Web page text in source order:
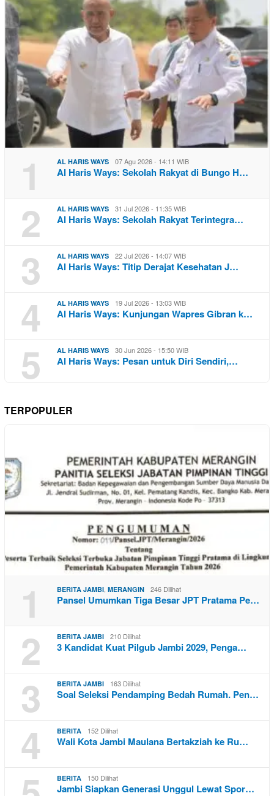
1 AL HARIS WAYS 07 Agu 2026 - 14:11 WIB
Al Haris Ways: Sekolah Rakyat di Bungo H…
2 AL HARIS WAYS 31 Jul 2026 - 11:35 WIB
Al Haris Ways: Sekolah Rakyat Terintegra…
3 AL HARIS WAYS 22 Jul 2026 - 14:07 WIB
Al Haris Ways: Titip Derajat Kesehatan J…
4 AL HARIS WAYS 19 Jul 2026 - 13:03 WIB
Al Haris Ways: Kunjungan Wapres Gibran k…
5 AL HARIS WAYS 30 Jun 2026 - 15:50 WIB
Al Haris Ways: Pesan untuk Diri Sendiri,…
TERPOPULER
1 BERITA JAMBI, MERANGIN 246 Dilihat
Pansel Umumkan Tiga Besar JPT Pratama Pe…
2 BERITA JAMBI 210 Dilihat
3 Kandidat Kuat Pilgub Jambi 2029, Penga…
3 BERITA JAMBI 163 Dilihat
Soal Seleksi Pendamping Bedah Rumah. Pen…
4 BERITA 152 Dilihat
Wali Kota Jambi Maulana Bertakziah ke Ru…
BERITA 150 Dilihat
Jambi Siapkan Generasi Unggul Lewat Spor…